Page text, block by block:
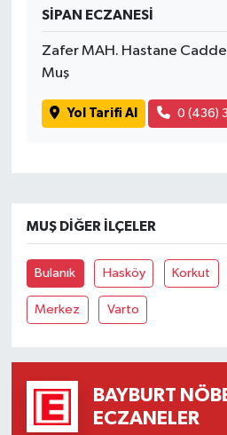
SİPAN ECZANESİ
Zafer MAH. Hastane
Muş
Yol Tarifi Al 0 (436)
MUŞ DIĞER İLÇELER
Bulanık Hasköy Korkut
Merkez Varto
BAYBURT
ECZANELER